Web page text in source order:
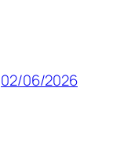
02/06/2026